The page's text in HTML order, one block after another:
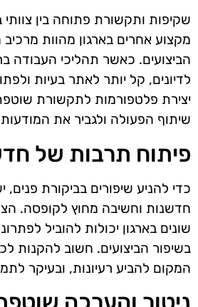
שקיפות ותקשורת פתוחה בין צוותי
מקצוע אחרים בארגון מהוות מרכיב
הביצועים. כאשר תהליכי העבודה
לדיונים, קל יותר לאתר בעיות
יצירת פלטפורמות לתקשורת
שיתוף הפעולה ולגביר את המודעות
פיתוח תרבות של
כדי להניע שיפורים בביקורת
חדשנות וחשיבה מחוץ לקופסה.
שונים בארגון יכולות להוביל
בשיפור הביצועים. חשוב להקנות
המקום להביע רעיונות, ובעיקר